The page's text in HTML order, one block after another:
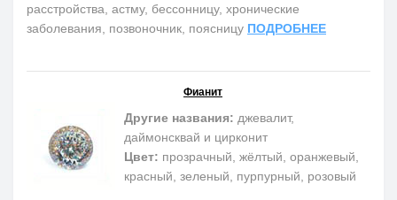
расстройства, астму, бессонницу, хронические
заболевания, позвоночник, поясницу ПОДРОБНЕЕ
Фианит
Другие названия: джевалит,
даймонсквай и цирконит
Цвет: прозрачный, жёлтый, оранжевый,
красный, зеленый, пурпурный, розовый